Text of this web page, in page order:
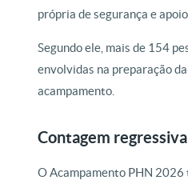
própria de segurança e
Segundo ele, mais de 154
envolvidas na preparação
acampamento.
Contagem
O Acampamento PHN